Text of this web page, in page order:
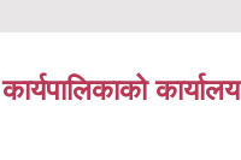
कार्यालय